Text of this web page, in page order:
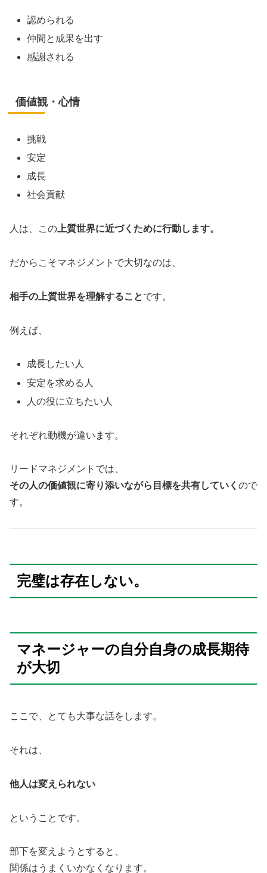
認められる
仲間と成果を出す
感謝される
価値観・心情
挑戦
安定
成長
社会貢献
人は、この 上質世界に近づくために行動します。
だからこそマネジメントで大切なのは、
相手の上質世界を理解することです。
例えば、
成長したい人
安定を求める人
人の役に立ちたい人
それぞれ動機が違います。
リードマネジメントでは、
その人の価値観に寄り添いながら目標を共有していく ので
す。
完璧は存在しない。
マネージャーの自分自身の成長期待
が大切
ここで、とても大事な話をします。
それは、
他人は変えられない
ということです。
部下を変えようとすると、
関係はうまくいかなくなります。